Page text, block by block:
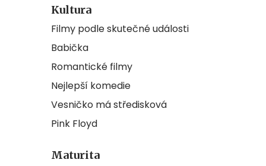
Kultura
Filmy podle skutečné události
Babička
Romantické filmy
Nejlepší komedie
Vesničko má středisková
Pink Floyd
Maturita